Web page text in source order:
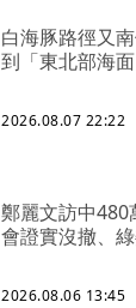
白海豚路徑又
到「東北部海面
2026.08.07 22:22
鄭麗文訪中
會證實沒撤、
2026.08.06 13:45